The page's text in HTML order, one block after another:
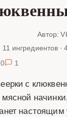
Автор:
11 ингредиентов ·
0 1
с